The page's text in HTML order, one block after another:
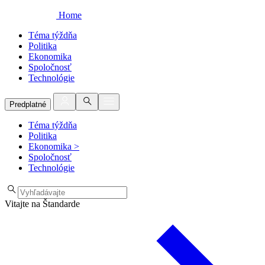
Home
Téma týždňa
Politika
Ekonomika
Spoločnosť
Technológie
Predplatné
Téma týždňa
Politika
Ekonomika >
Spoločnosť
Technológie
Vitajte na Štandarde